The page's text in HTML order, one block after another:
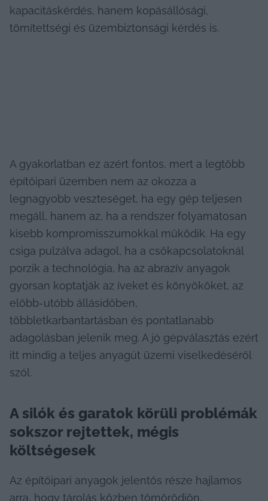
kapacitáskérdés, hanem kopásállósági,
tömítettségi és üzembiztonsági kérdés is.
A gyakorlatban ez azért fontos, mert a legtöbb
építőipari üzemben nem az okozza a
legnagyobb veszteséget, ha egy gép teljesen
megáll, hanem az, ha a rendszer folyamatosan
kisebb kompromisszumokkal működik. Ha egy
csiga pulzálva adagol, ha a csőkapcsolatoknál
porzik a technológia, ha az abrazív anyagok
gyorsan koptatják az íveket és könyököket, az
előbb-utóbb állásidőben,
többletkarbantartásban és pontatlanabb
adagolásban jelenik meg. A jó gépválasztás ezért
itt mindig a teljes anyagút üzemi viselkedéséről
szól.
A silók és garatok körüli problémák
sokszor rejtettek, mégis
költségesek
Az építőipari anyagok jelentős része hajlamos
arra, hogy tárolás közben tömörödjön,